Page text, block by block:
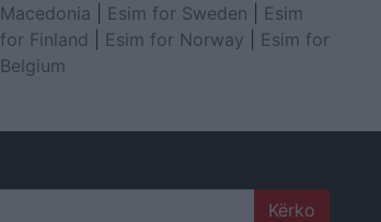
Macedonia
Esim for Sweden
Esim
for Finland
Esim for Norway
Esim for
Belgium